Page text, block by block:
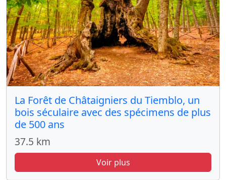
La Forêt de Châtaigniers du Tiemblo, un
bois séculaire avec des spécimens de plus
de 500 ans
37.5 km
Voir plus